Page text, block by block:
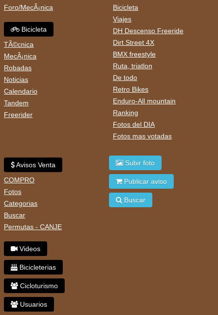
Foro/MecÃ¡nica
Bicicleta
TÃ©cnica
MecÃ¡nica
Robadas
Noticias
Calendario
Tandem
Freerider
Bicicleta
Viajes
DH Descenso Freeride
Dirt Street 4X
BMX freestyle
Ruta, triatlon
De todo
Retro Bikes
Enduro-All mountain
Ranking
Fotos del DIA
Fotos mas votadas
Avisos Venta
COMPRO
Fotos
Categorias
Buscar
Permutas - CANJE
Videos
Bicicleterias
Cicloturismo
Usuarios
Subir foto
Publicar aviso
Buscar